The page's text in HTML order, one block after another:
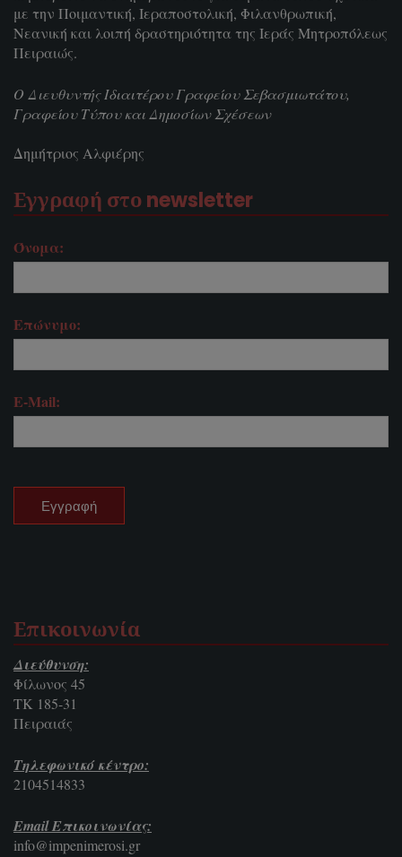
με την Ποιμαντική, Ιεραποστολική, Φιλανθρωπική,
Νεανική και λοιπή δραστηριότητα της Ιεράς Μητροπόλεως
Πειραιώς.
Ο Διευθυντής Ιδιαιτέρου Γραφείου Σεβασμιωτάτου,
Γραφείου Τύπου και Δημοσίων Σχέσεων
Δημήτριος Αλφιέρης
Εγγραφή στο newsletter
Όνομα:
Επώνυμο:
E-Mail:
Επικοινωνία
Διεύθυνση:
Φίλωνος 45
ΤΚ 185-31
Πειραιάς
Τηλεφωνικό κέντρο:
2104514833
Email Επικοινωνίας:
info@impenimerosi.gr